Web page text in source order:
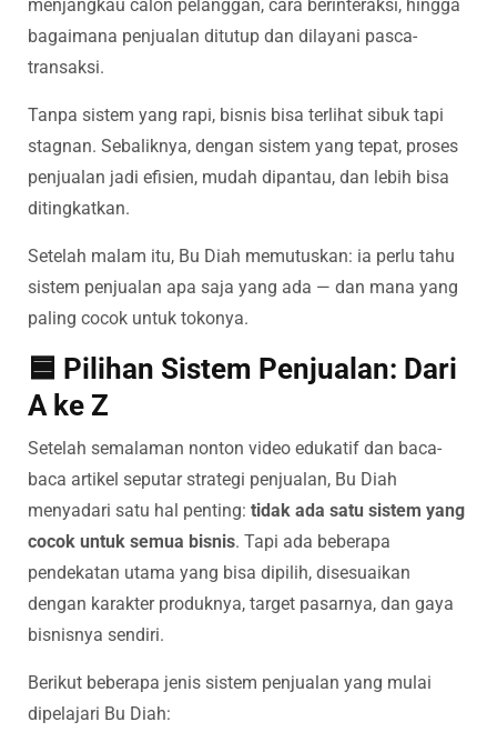
menjangkau calon pelanggan, cara berinteraksi, hingga
bagaimana penjualan ditutup dan dilayani pasca-
transaksi.
Tanpa sistem yang rapi, bisnis bisa terlihat sibuk tapi
stagnan. Sebaliknya, dengan sistem yang tepat, proses
penjualan jadi efisien, mudah dipantau, dan lebih bisa
ditingkatkan.
Setelah malam itu, Bu Diah memutuskan: ia perlu tahu
sistem penjualan apa saja yang ada — dan mana yang
paling cocok untuk tokonya.
🟦 Pilihan Sistem Penjualan: Dari
A ke Z
Setelah semalaman nonton video edukatif dan baca-
baca artikel seputar strategi penjualan, Bu Diah
menyadari satu hal penting: tidak ada satu sistem yang
cocok untuk semua bisnis. Tapi ada beberapa
pendekatan utama yang bisa dipilih, disesuaikan
dengan karakter produknya, target pasarnya, dan gaya
bisnisnya sendiri.
Berikut beberapa jenis sistem penjualan yang mulai
dipelajari Bu Diah: